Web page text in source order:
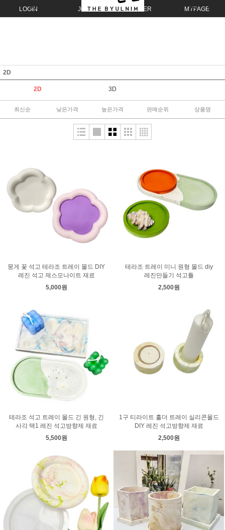
LOGIN JOIN ORDER MYPAGE
2D
2D 3D
최신순 낮은가격 높은가격 판매순위 상품명
뭉게 꽃 석고 테라조 트레이 몰드 DIY
레진 석고 제스모나이트 재료
5,000원
테라조 트레이 미니 원형 몰드 diy
레진만들기 석고틀
2,500원
테라조 석고 트레이 몰드 긴 원형, 긴
사각 택1 레진 석고방향제 재료
5,500원
1구 티라이트 홀더 트레이 실리콘몰드
DIY 레진 석고방향제 재료
2,500원